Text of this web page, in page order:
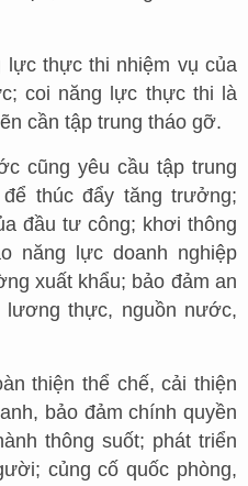
thực thi nhiệm vụ của
coi năng lực thực thi là
cần tập trung tháo gỡ.
cũng yêu cầu tập trung
thúc đẩy tăng trưởng;
đầu tư công; khơi thông
năng lực doanh nghiệp
xuất khẩu; bảo đảm an
thực, nguồn nước,
thiện thể chế, cải thiện
bảo đảm chính quyền
thông suốt; phát triển
củng cố quốc phòng,